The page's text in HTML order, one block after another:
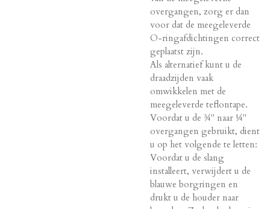
overgangen, zorg er dan
voor dat de meegeleverde
O-ringafdichtingen correct
geplaatst zijn.
Als alternatief kunt u de
draadzijden vaak
omwikkelen met de
meegeleverde teflontape.
Voordat u de ¾'' naar ¼''
overgangen gebruikt, dient
u op het volgende te letten:
Voordat u de slang
installeert, verwijdert u de
blauwe borgringen en
drukt u de houder naar